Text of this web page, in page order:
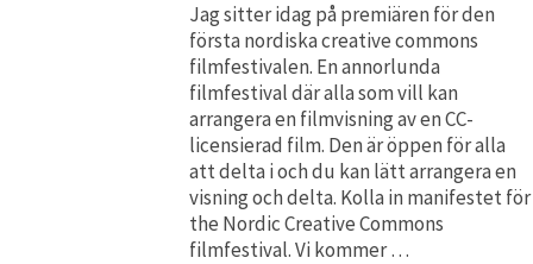
Jag sitter idag på premiären för den
första nordiska creative commons
filmfestivalen. En annorlunda
filmfestival där alla som vill kan
arrangera en filmvisning av en CC-
licensierad film. Den är öppen för alla
att delta i och du kan lätt arrangera en
visning och delta. Kolla in manifestet för
the Nordic Creative Commons
filmfestival. Vi kommer …